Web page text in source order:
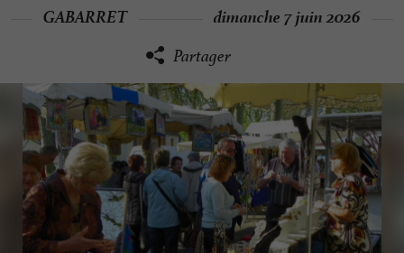
GABARRET dimanche 7 juin 2026
Partager